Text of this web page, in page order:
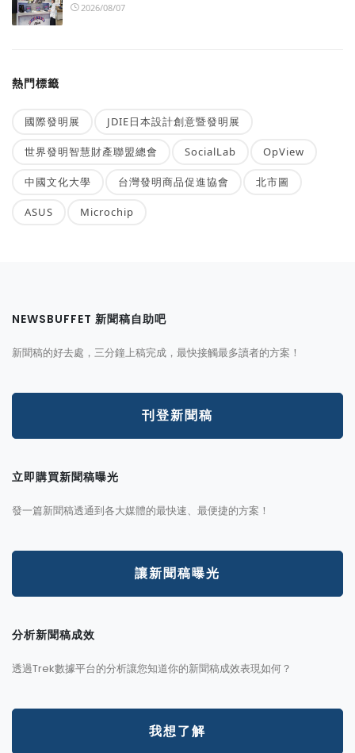
2026/08/07
熱門標籤
國際發明展 JDIE日本設計創意暨發明展
世界發明智慧財產聯盟總會 SocialLab OpView
中國文化大學 台灣發明商品促進協會 北市圖
ASUS Microchip
NEWSBUFFET 新聞稿自助吧
新聞稿的好去處，三分鐘上稿完成，最快接觸最多讀者的方案！
刊登新聞稿
立即購買新聞稿曝光
發一篇新聞稿透通到各大媒體的最快速、最便捷的方案！
讓新聞稿曝光
分析新聞稿成效
透過Trek數據平台的分析讓您知道你的新聞稿成效表現如何？
我想了解